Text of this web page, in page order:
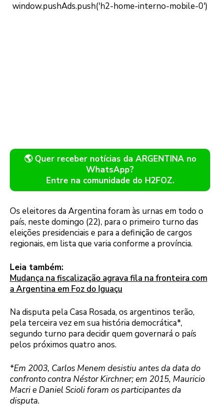
🌎 Quer receber notícias da ARGENTINA no
WhatsApp?
Entre na comunidade do H2FOZ.
Os eleitores da Argentina foram às urnas em todo o
país, neste domingo (22), para o primeiro turno das
eleições presidenciais e para a definição de cargos
regionais, em lista que varia conforme a província.
Leia também:
Mudança na fiscalização agrava fila na fronteira com
a Argentina em Foz do Iguaçu
Na disputa pela Casa Rosada, os argentinos terão,
pela terceira vez em sua história democrática*,
segundo turno para decidir quem governará o país
pelos próximos quatro anos.
*Em 2003, Carlos Menem desistiu antes da data do
confronto contra Néstor Kirchner; em 2015, Mauricio
Macri e Daniel Scioli foram os participantes da
disputa.